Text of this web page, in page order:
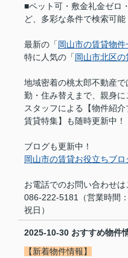
■ペット可・敷金礼金ゼロ
ど、多彩な条件で検索可能
最新の「 岡山市の賃貸物件
特に人気の「 岡山市北区
地域密着の桃太郎不動産
勤・住み替えまで、親身に
スタッフによる【物件紹
賃貸特集】も随時更新中！
ブログも更新中！
岡山市の賃貸お役立ちブロ
お電話でのお問い合わせは
086-222-5181（営業時間
祝日）
2025-10-30 おすすめ物件
【新着物件情報】